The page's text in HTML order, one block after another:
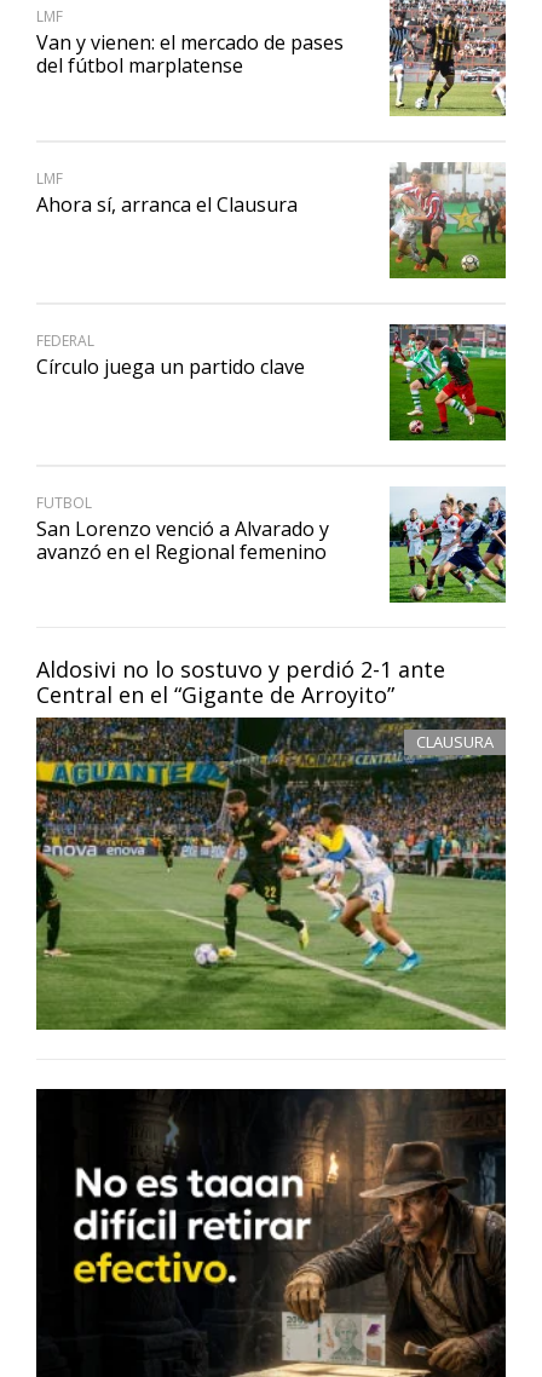
Aldosivi no lo sostuvo y perdió 2-1 ante
Central en el “Gigante de Arroyito”
CLAUSURA
LMF
Van y vienen: el mercado de pases
del fútbol marplatense
LMF
Ahora sí, arranca el Clausura
FEDERAL
Círculo juega un partido clave
FUTBOL
San Lorenzo venció a Alvarado y
avanzó en el Regional femenino